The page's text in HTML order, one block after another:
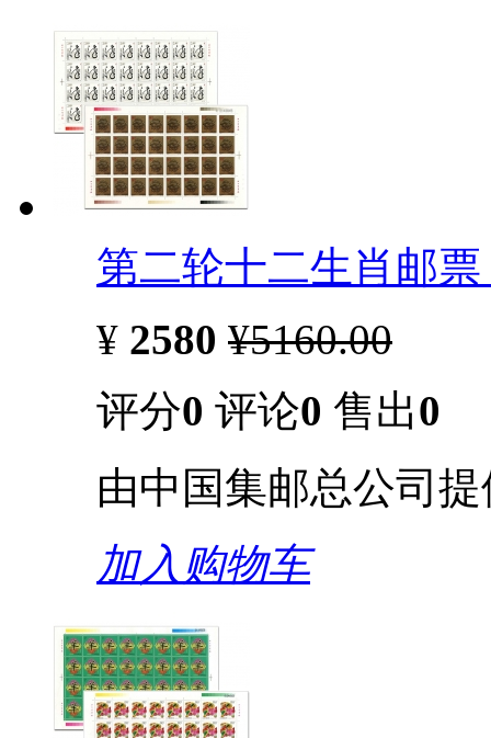
第二轮十二生肖邮
¥ 2580 ¥5160.00
评分0 评论0 售出0
由中国集邮总公司
加入购物车